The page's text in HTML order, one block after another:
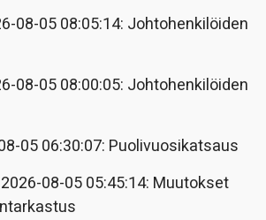
08-05 08:05:14: Johtohenkilöiden
08-05 08:00:05: Johtohenkilöiden
05 06:30:07: Puolivuosikatsaus
08-05 05:45:14: Muutokset